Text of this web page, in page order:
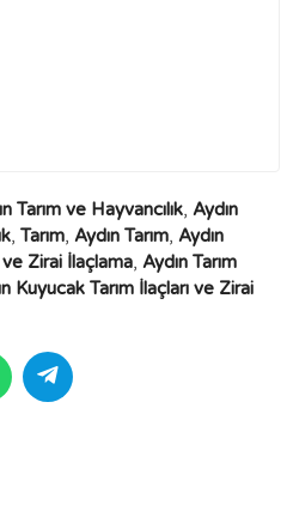
Tarım ve Hayvancılık,Aydın
,Tarım,Aydın Tarım,Aydın
ve Zirai İlaçlama,Aydın Tarım
Kuyucak Tarım İlaçları ve Zirai